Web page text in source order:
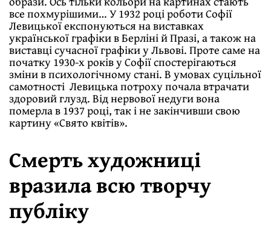
все похмурішими… У 1932 році роботи Софії
Левицької експонуються на виставках
української графіки в Берліні й Празі, а також на
виставці сучасної графіки у Львові. Проте саме на
початку 1930-х років у Софії спостерігаються
зміни в психологічному стані. В умовах суцільної
самотності Левицька потроху почала втрачати
здоровий глузд. Від нервової недуги вона
померла в 1937 році, так і не закінчивши свою
картину «Свято квітів».
Смерть художниці
вразила всю творчу
публіку